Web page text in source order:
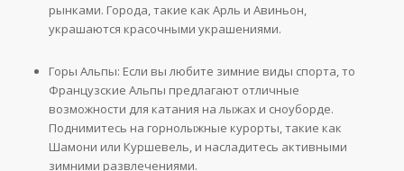
рынками. Города, такие как Арль и Авиньон,
украшаются красочными украшениями.
Горы Альпы: Если вы любите зимние виды спорта, то
Французские Альпы предлагают отличные
возможности для катания на лыжах и сноуборде.
Поднимитесь на горнолыжные курорты, такие как
Шамони или Куршевель, и насладитесь активными
зимними развлечениями.